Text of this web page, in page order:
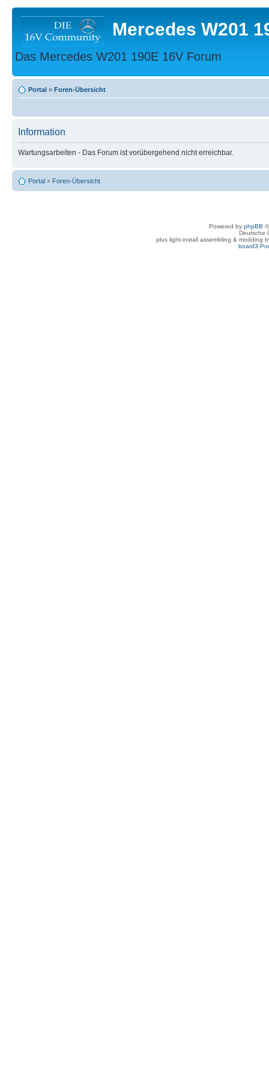
Mercedes W201
Das Mercedes W201 190E 16V Forum
Portal » Foren-Übersicht
Information
Wartungsarbeiten - Das Forum ist vorübergehend nicht erreichbar.
Portal » Foren-Übersicht
Powered by phpBB
Deutsche
plus light-install assembling & modding
board3